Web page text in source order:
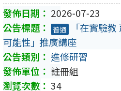
2026-07-23
普通
「在實驗
可能性」推廣講座
進修研習
註冊組
34